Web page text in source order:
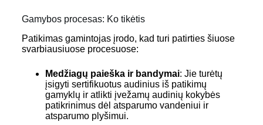
Gamybos procesas: Ko tikėtis
Patikimas gamintojas įrodo, kad turi patirties šiuose
svarbiausiuose procesuose:
Medžiagų paieška ir bandymai: Jie turėtų
įsigyti sertifikuotus audinius iš patikimų
gamyklų ir atlikti įvežamų audinių kokybės
patikrinimus dėl atsparumo vandeniui ir
atsparumo plyšimui.